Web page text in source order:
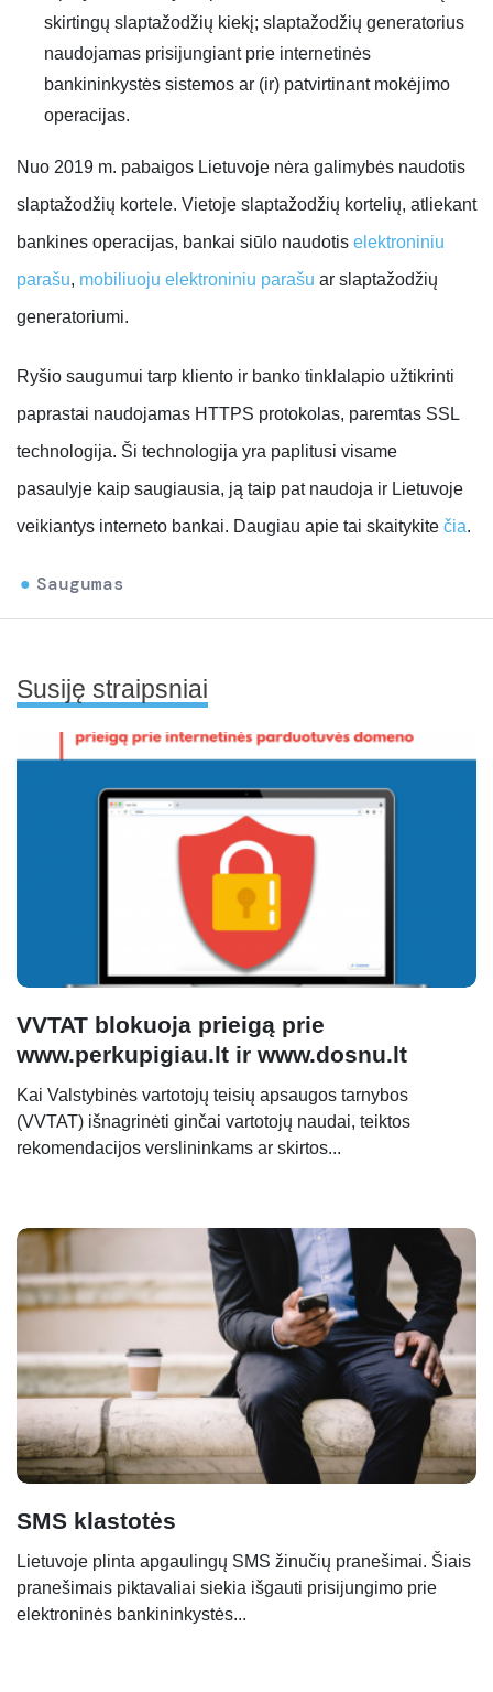
skirtingų slaptažodžių kiekį; slaptažodžių generatorius
naudojamas prisijungiant prie internetinės
bankininkystės sistemos ar (ir) patvirtinant mokėjimo
operacijas.
Nuo 2019 m. pabaigos Lietuvoje nėra galimybės naudotis
slaptažodžių kortele. Vietoje slaptažodžių kortelių, atliekant
bankines operacijas, bankai siūlo naudotis elektroniniu
parašu, mobiliuoju elektroniniu parašu ar slaptažodžių
generatoriumi.
Ryšio saugumui tarp kliento ir banko tinklalapio užtikrinti
paprastai naudojamas HTTPS protokolas, paremtas SSL
technologija. Ši technologija yra paplitusi visame
pasaulyje kaip saugiausia, ją taip pat naudoja ir Lietuvoje
veikiantys interneto bankai. Daugiau apie tai skaitykite čia.
Saugumas
Susiję straipsniai
VVTAT blokuoja prieigą prie
www.perkupigiau.lt ir www.dosnu.lt
Kai Valstybinės vartotojų teisių apsaugos tarnybos
(VVTAT) išnagrinėti ginčai vartotojų naudai, teiktos
rekomendacijos verslininkams ar skirtos...
SMS klastotės
Lietuvoje plinta apgaulingų SMS žinučių pranešimai. Šiais
pranešimais piktavaliai siekia išgauti prisijungimo prie
elektroninės bankininkystės...